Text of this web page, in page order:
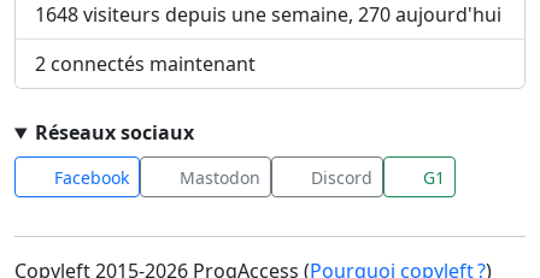
1648 visiteurs depuis une semaine, 270 aujourd'hui
2 connectés maintenant
Réseaux sociaux
Facebook Mastodon Discord G1
Copyleft 2015-2026 ProgAccess (Pourquoi copyleft ?)